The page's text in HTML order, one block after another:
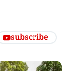
subscribe